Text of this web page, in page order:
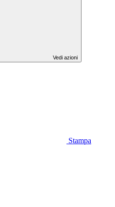
Vedi azioni
Stampa